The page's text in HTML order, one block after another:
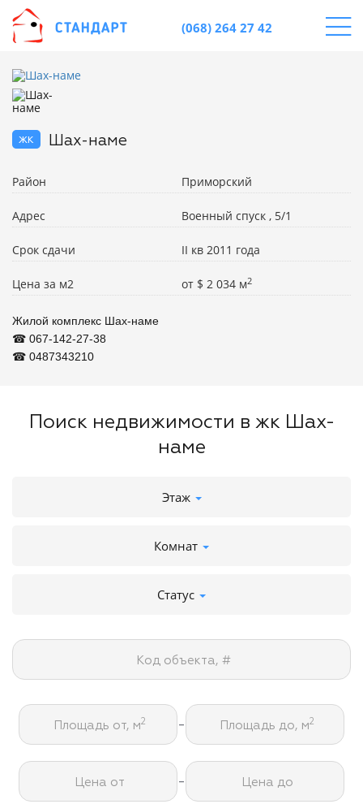
(068) 264 27 42
жк Шах-наме
Район Приморский
Адрес Военный спуск , 5/1
Срок сдачи II кв 2011 года
Цена за м2 от $ 2 034 м2
Жилой комплекс Шах-наме
☎ 067-142-27-38
☎ 0487343210
Поиск недвижимости в жк Шах-
наме
Этаж
Комнат
Статус
Код объекта, #
Площадь от, м2 - Площадь до, м2
Цена от - Цена до